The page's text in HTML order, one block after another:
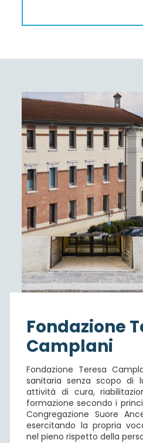
Fondazione
Camplani
Fondazione Teresa
sanitaria senza scopo di
attività di cura,
formazione secondo i
Congregazione Suore
esercitando la propria
nel pieno rispetto della